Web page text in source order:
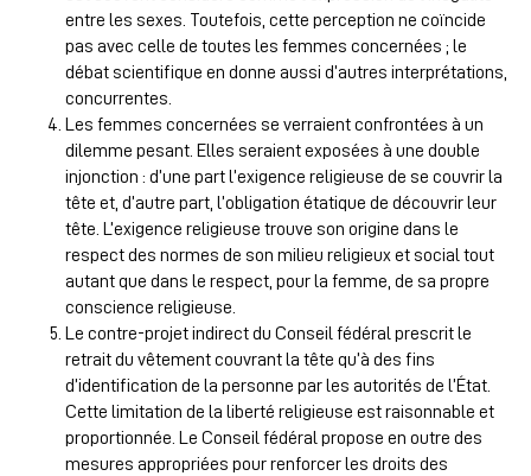
entre les sexes. Toutefois, cette perception ne coïncide
pas avec celle de toutes les femmes concernées ; le
débat scientifique en donne aussi d’autres interprétations,
concurrentes.
Les femmes concernées se verraient confrontées à un
dilemme pesant. Elles seraient exposées à une double
injonction : d’une part l’exigence religieuse de se couvrir la
tête et, d’autre part, l’obligation étatique de découvrir leur
tête. L’exigence religieuse trouve son origine dans le
respect des normes de son milieu religieux et social tout
autant que dans le respect, pour la femme, de sa propre
conscience religieuse.
Le contre-projet indirect du Conseil fédéral prescrit le
retrait du vêtement couvrant la tête qu’à des fins
d’identification de la personne par les autorités de l’État.
Cette limitation de la liberté religieuse est raisonnable et
proportionnée. Le Conseil fédéral propose en outre des
mesures appropriées pour renforcer les droits des